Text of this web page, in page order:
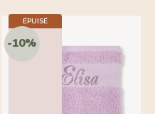
5.5 X 7.9 IN
ÉPUISÉ